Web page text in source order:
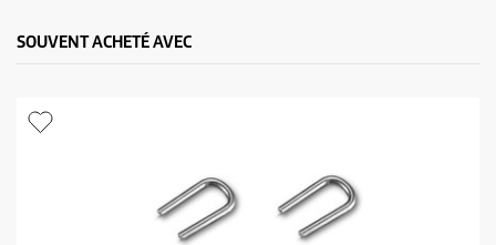
o
u
SOUVENT ACHETÉ AVEC